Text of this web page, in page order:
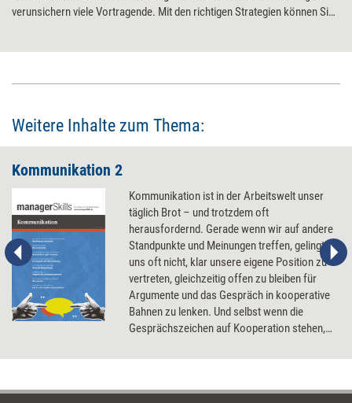
verunsichern viele Vortragende. Mit den richtigen Strategien können Sie
Weitere Inhalte zum Thema:
Kommunikation 2
Kommunikation ist in der Arbeitswelt unser
täglich Brot – und trotzdem oft
herausfordernd. Gerade wenn wir auf andere
Standpunkte und Meinungen treffen, gelingt es
uns oft nicht, klar unsere eigene Position zu
vertreten, gleichzeitig offen zu bleiben für
Argumente und das Gespräch in kooperative
Bahnen zu lenken. Und selbst wenn die
Gesprächszeichen auf Kooperation stehen,
Paradoxerweise gerade im Austausch mit
Warum das so ist und wie Kommunikation